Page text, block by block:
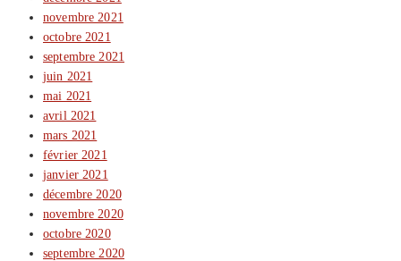
novembre 2021
octobre 2021
septembre 2021
juin 2021
mai 2021
avril 2021
mars 2021
février 2021
janvier 2021
décembre 2020
novembre 2020
octobre 2020
septembre 2020